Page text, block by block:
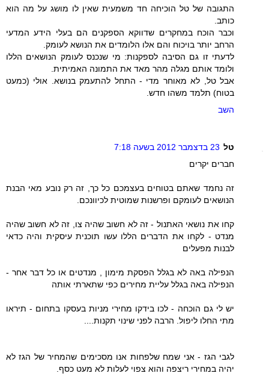
התגובה של טל הוכיחה חד משמעית שאין לו מושג על מה הוא
כותב.
וכבר הוכח במחקרים שדווקא הספקנים הם בעלי הידע המדעי
הרחב יותר בויכוח והם אלו הלומדים את הנושא לעומק.
לדעתי זו גם הסיבה לספקנות: מי שנכנס לעומק הנושאים הללו
ולומד אותם מגלה מהר מאד את התמונה האמיתית.
אבל טל, לא מאוחר מדי - התחל להתעמק בנושא. אולי (כמעט
בטוח) תלמד משהו חדש.
השב
טל 23 בדצמבר 2012 בשעה 7:18
חברים יקרים
זה נחמד שאתם בטוחים בעצמכם כל כך, זה רק נובע מאי הבנת
הנושאים לעומקם ופרשנות שמוטית לכיוונכם.
קחו את נושאי האתנול - זה לא חשוב שהיה צו, זה לא חשוב שהיה
מנדט - לקחו את הדברים הללו עשו תוכנית עיסקית והיה כדאי
לבנות מפעלים
הנפילה באה לא בגלל הפסקת מימון , מנדטים או כל דבר אחר -
הנפילה באה בגלל עליית מחירים כפי שתארתי אותה
יש לי גם הוכחה - לכו בידקו מחירי מניות בעסקו בתחום - תיראו
מתי החלו ליפול. הרבה לפני שינוי תקנות....
לגבי הגז - אני שמח שלפחות אנו מסכימים שהמחיר של הגז לא
יהיה במחירי ריצפה והוא צפוי לעלות לא מעט כסף.